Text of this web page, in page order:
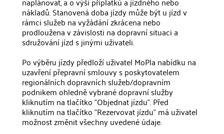
nákladů. Stanovená doba jízdy může být u jízd v
rámci služeb na vyžádání zkrácena nebo
prodloužena v závislosti na dopravní situaci a
sdružování jízd s jinými uživateli.
Po výběru jízdy předloží uživatel MoPla nabídku na
uzavření přepravní smlouvy s poskytovatelem
regionálních dopravních služeb/dopravním
podnikem ohledně vybrané dopravní služby
kliknutím na tlačítko "Objednat jízdu". Před
kliknutím na tlačítko "Rezervovat jízdu" má uživatel
možnost změnit všechny uvedené údaje.